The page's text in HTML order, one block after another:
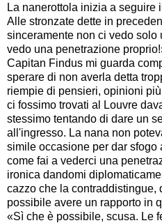
La nanerottola inizia a seguire
Alle stronzate dette in
sinceramente non ci vedo solo
vedo una penetrazione
Capitan Findus mi guarda
sperare di non averla detta
riempie di pensieri, opinioni
ci fossimo trovati al Louvre
stessimo tentando di dare un
all'ingresso. La nana non
simile occasione per dar sfogo
come fai a vederci una
ironica dandomi
cazzo che la contraddistingue,
possibile avere un rapporto in
«Sì che è possibile, scusa. Le